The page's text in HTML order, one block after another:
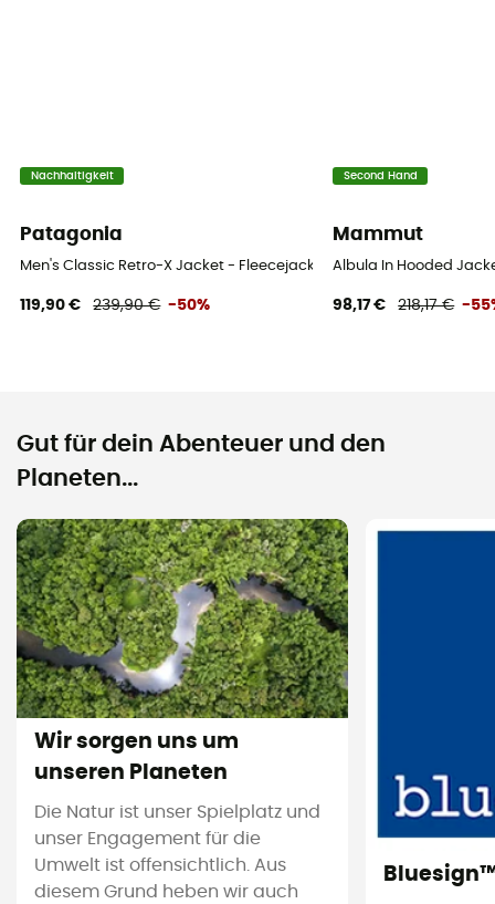
Nachhaltigkeit
Patagonia
Men's Classic Retro-X Jacket - Fleecejacke - Herren
119,90 € 239,90 € -50%
Second Hand
Mammut
Albula In Hooded
98,17 € 218,17 € -
Gut für dein Abenteuer und den
Planeten...
Wir sorgen uns um
unseren Planeten
Die Natur ist unser Spielplatz und
unser Engagement für die
Umwelt ist offensichtlich. Aus
diesem Grund heben wir auch